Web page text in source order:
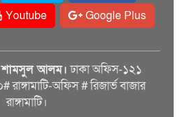
Youtube Google Plus
আলম। ঢাকা অফিস-১২১
অফিস # রিজার্ভ বাজার
রাঙ্গামাটি।